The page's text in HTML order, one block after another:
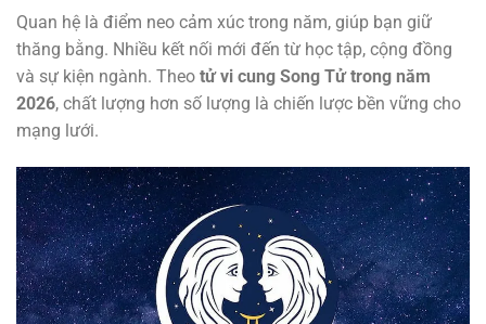
Quan hệ là điểm neo cảm xúc trong năm, giúp bạn giữ
thăng bằng. Nhiều kết nối mới đến từ học tập, cộng đồng
và sự kiện ngành. Theo tử vi cung Song Tử trong năm
2026, chất lượng hơn số lượng là chiến lược bền vững cho
mạng lưới.